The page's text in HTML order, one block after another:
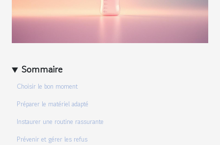
Sommaire
Choisir le bon moment
Préparer le matériel adapté
Instaurer une routine rassurante
Prévenir et gérer les refus